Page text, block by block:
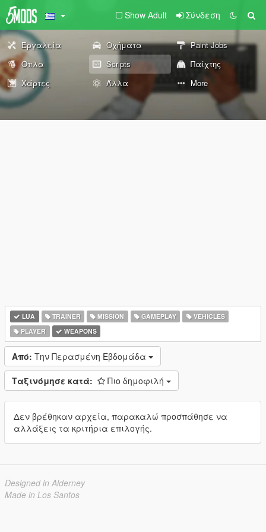
Show Adult Σύνδεση
Εργαλεία Οχήματα
Paint Jobs
Όπλα
Scripts
Παίχτης
Χάρτες
Άλλα More
LUA TRAINER MISSION GAMEPLAY
VEHICLES
PLAYER
WEAPONS
Από: Την Περασμένη Εβδομάδα
Ταξινόμησε κατά: Πιο δημοφιλή
Δεν βρέθηκαν αρχεία, παρακαλώ προσπάθησε να
αλλάξεις τα κριτήρια επιλογής.
Designed in Alderney
Made in Los Santos